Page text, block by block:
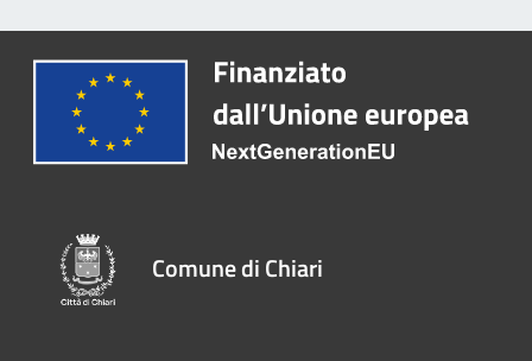
Comune di Chiari